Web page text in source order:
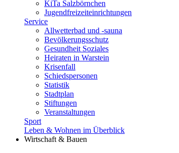
KiTa Salzbörnchen
Jugendfreizeiteinrichtungen
Service
Allwetterbad und -sauna
Bevölkerungsschutz
Gesundheit Soziales
Heiraten in Warstein
Krisenfall
Schiedspersonen
Statistik
Stadtplan
Stiftungen
Veranstaltungen
Sport
Leben & Wohnen im Überblick
Wirtschaft & Bauen